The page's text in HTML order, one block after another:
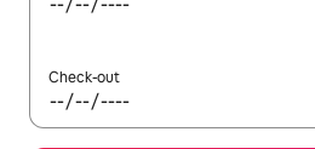
Check-out